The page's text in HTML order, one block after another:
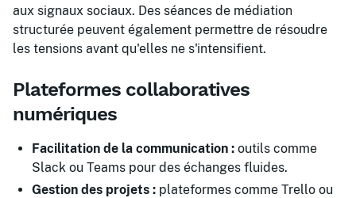
aux signaux sociaux. Des séances de médiation
structurée peuvent également permettre de résoudre
les tensions avant qu'elles ne s'intensifient.
Plateformes collaboratives
numériques
Facilitation de la communication : outils comme
Slack ou Teams pour des échanges fluides.
Gestion des projets : plateformes comme Trello ou